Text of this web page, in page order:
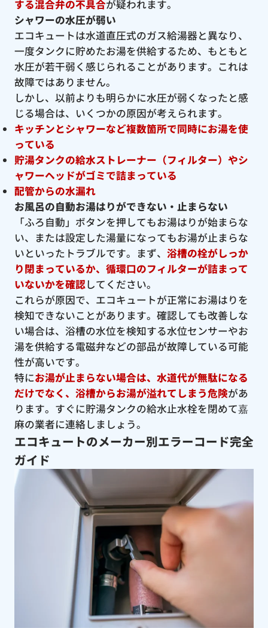
する混合弁の不具合が疑われます。
シャワーの水圧が弱い
エコキュートは水道直圧式のガス給湯器と異なり、
一度タンクに貯めたお湯を供給するため、もともと
水圧が若干弱く感じられることがあります。これは
故障ではありません。
しかし、以前よりも明らかに水圧が弱くなったと感
じる場合は、いくつかの原因が考えられます。
キッチンとシャワーなど複数箇所で同時にお湯を使
っている
貯湯タンクの給水ストレーナー（フィルター）やシ
ャワーヘッドがゴミで詰まっている
配管からの水漏れ
お風呂の自動お湯はりができない・止まらない
「ふろ自動」ボタンを押してもお湯はりが始まらな
い、または設定した湯量になってもお湯が止まらな
いといったトラブルです。まず、 浴槽の栓がしっか
り閉まっているか、循環口のフィルターが詰まって
いないかを確認してください。
これらが原因で、エコキュートが正常にお湯はりを
検知できないことがあります。確認しても改善しな
い場合は、浴槽の水位を検知する水位センサーやお
湯を供給する電磁弁などの部品が故障している可能
性が高いです。
特にお湯が止まらない場合は、水道代が無駄になる
だけでなく、浴槽からお湯が溢れてしまう危険があ
ります。すぐに貯湯タンクの給水止水栓を閉めて嘉
麻の業者に連絡しましょう。
エコキュートのメーカー別エラーコード完全
ガイド